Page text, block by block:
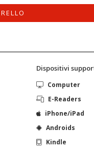
Dispositivi
Computer
E-Readers
iPhone/iPad
Androids
Kindle